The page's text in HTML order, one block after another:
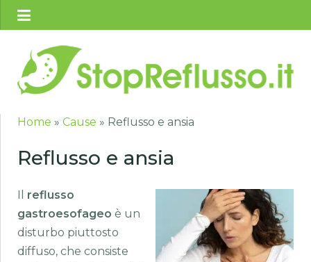
Home » Cause » Reflusso e ansia
Reflusso e ansia
Il reflusso
gastroesofageo è un
disturbo piuttosto
diffuso, che consiste